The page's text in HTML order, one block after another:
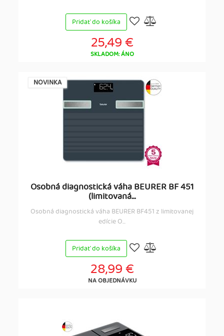
Pridať do košíka
25,49 €
SKLADOM: ÁNO
NOVINKA
Osobná diagnostická váha BEURER BF 451
(limitovaná...
Osobná diagnostická váha BEURER BF451 z limitovanej
edície O...
Pridať do košíka
28,99 €
NA OBJEDNÁVKU